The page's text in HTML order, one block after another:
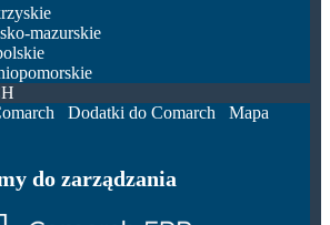
mazurskie
Dodatki do Comarch
Mapa
do zarządzania